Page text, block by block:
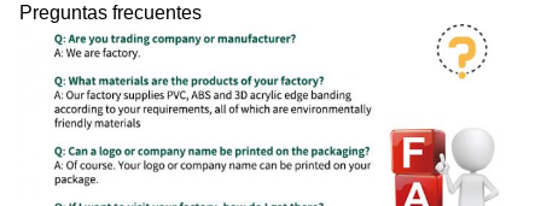
Preguntas frecuentes